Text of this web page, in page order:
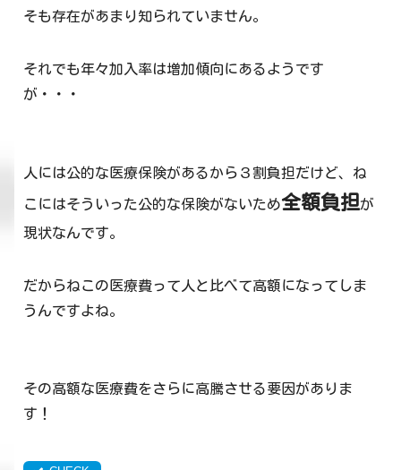
そも存在があまり知られていません。
それでも年々加入率は増加傾向にあるようです
が・・・
人には公的な医療保険があるから３割負担だけど、ね
こにはそういった公的な保険がないため全額負担が
現状なんです。
だからねこの医療費って人と比べて高額になってしま
うんですよね。
その高額な医療費をさらに高騰させる要因がありま
す！